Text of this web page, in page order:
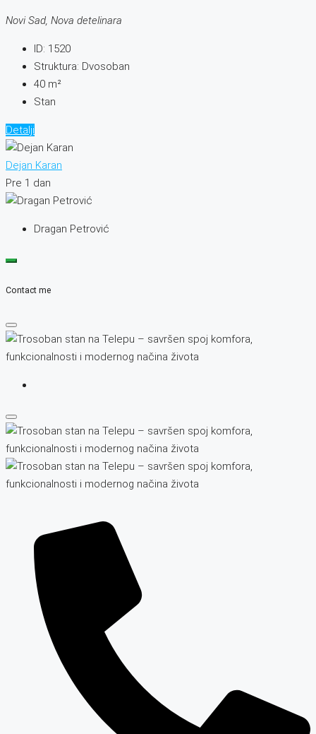
Novi Sad, Nova detelinara
ID: 1520
Struktura: Dvosoban
40 m²
Stan
Detalji
Dejan Karan
Pre 1 dan
Dragan Petrović
Contact me